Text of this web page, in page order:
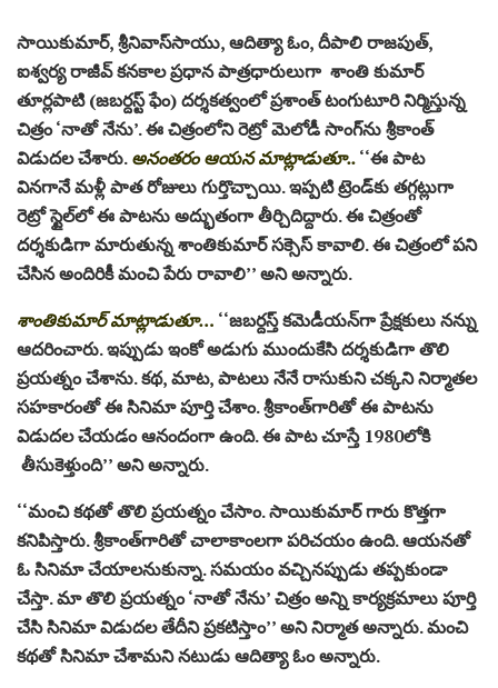
సాయికుమార్‌, శ్రీనివాస్‌సాయు, ఆదిత్యా ఓం, దీపాలి రాజపుత్‌,
ఐశ్వర్య రాజీవ్‌ కనకాల ప్రధాన పాత్రధారులుగా శాంతి కుమార్‌
తూర్లపాటి (జబర్దస్ట్‌ ఫేం) దర్శకత్వంలో ప్రశాంత్‌ టంగుటూరి నిర్మిస్తున్న
చిత్రం ‘నాతో నేను’. ఈ చిత్రంలోని రెట్రో మెలోడీ సాంగ్‌ను శ్రీకాంత్‌
విడుదల చేశారు.అనంతరం ఆయన మాట్లాడుతూ..‘‘ఈ పాట
వినగానే మళ్లీ పాత రోజులు గుర్తొచ్చాయి. ఇప్పటి ట్రెండ్‌కు తగ్గట్లుగా
రెట్రో స్టైల్‌లో ఈ పాటను అద్భుతంగా తీర్చిదిద్దారు. ఈ చిత్రంతో
దర్శకుడిగా మారుతున్న శాంతికుమార్‌ సక్సెస్‌ కావాలి. ఈ చిత్రంలో పని
చేసిన అందిరికీ మంచి పేరు రావాలి’’ అని అన్నారు.
శాంతికుమార్‌ మాట్లాడుతూ… ‘‘జబర్దస్త్‌ కమెడీయన్‌గా ప్రేక్షకులు నన్ను
ఆదరించారు. ఇప్పుడు ఇంకో అడుగు ముందుకేసి దర్శకుడిగా తొలి
ప్రయత్నం చేశాను. కథ, మాట, పాటలు నేనే రాసుకుని చక్కని నిర్మాతల
సహకారంతో ఈ సినిమా పూర్తి చేశాం. శ్రీకాంత్‌గారితో ఈ పాటను
విడుదల చేయడం ఆనందంగా ఉంది. ఈ పాట చూస్తే 1980లోకి
తీసుకెళ్తుంది’’ అని అన్నారు.
‘‘మంచి కథతో తొలి ప్రయత్నం చేసాం. సాయికుమార్‌ గారు కొత్తగా
కనిపిస్తారు. శ్రీకాంత్‌గారితో చాలాకాంలగా పరిచయం ఉంది. ఆయనతో
ఓ సినిమా చేయాలనుకున్నా. సమయం వచ్చినప్పుడు తప్పకుండా
చేస్తా. మా తొలి ప్రయత్నం ‘నాతో నేను’ చిత్రం అన్ని కార్యక్రమాలు పూర్తి
చేసి సినిమా విడుదల తేదీని ప్రకటిస్తాం’’ అని నిర్మాత అన్నారు. మంచి
కథతో సినిమా చేశామని నటుడు ఆదిత్యా ఓం అన్నారు.